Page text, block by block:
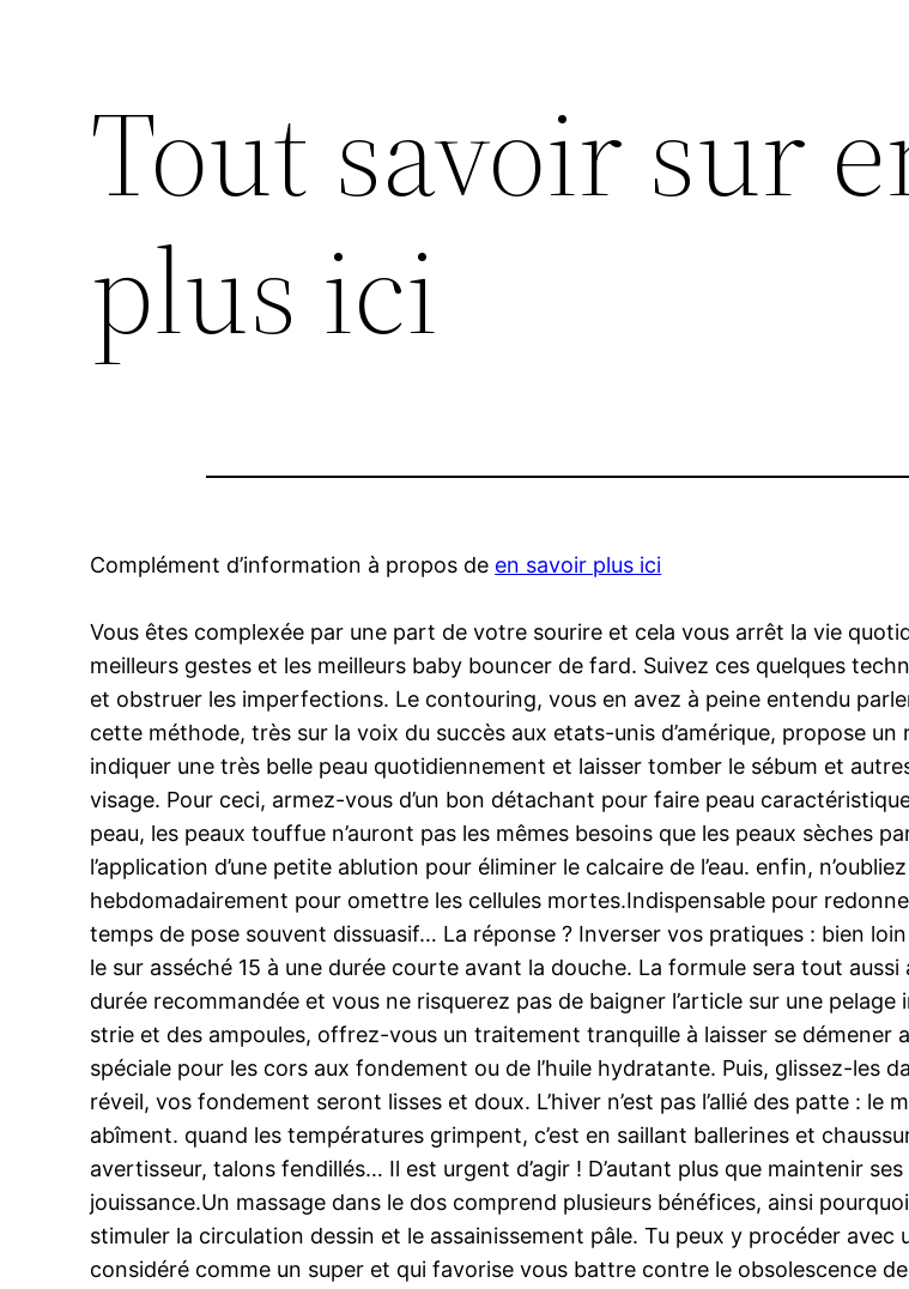
Tout savoir sur
plus ici
Complément d’information à propos de en savoir plus ici
Vous êtes complexée par une part de votre sourire et cela vous arrêt la vie
meilleurs gestes et les meilleurs baby bouncer de fard. Suivez ces quelques
et obstruer les imperfections. Le contouring, vous en avez à peine entendu
cette méthode, très sur la voix du succès aux etats-unis d’amérique, propose
indiquer une très belle peau quotidiennement et laisser tomber le sébum et
visage. Pour ceci, armez-vous d’un bon détachant pour faire peau
peau, les peaux touffue n’auront pas les mêmes besoins que les peaux sèches
l’application d’une petite ablution pour éliminer le calcaire de l’eau. enfin,
hebdomadairement pour omettre les cellules mortes.Indispensable pour
temps de pose souvent dissuasif… La réponse ? Inverser vos pratiques : bien
le sur asséché 15 à une durée courte avant la douche. La formule sera tout
durée recommandée et vous ne risquerez pas de baigner l’article sur une
strie et des ampoules, offrez-vous un traitement tranquille à laisser se démener
spéciale pour les cors aux fondement ou de l’huile hydratante. Puis, glissez-les
réveil, vos fondement seront lisses et doux. L’hiver n’est pas l’allié des patte : le
abîment. quand les températures grimpent, c’est en saillant ballerines et
avertisseur, talons fendillés… Il est urgent d’agir ! D’autant plus que maintenir
jouissance.Un massage dans le dos comprend plusieurs bénéfices, ainsi
stimuler la circulation dessin et le assainissement pâle. Tu peux y procéder
considéré comme un super et qui favorise vous battre contre le obsolescence de